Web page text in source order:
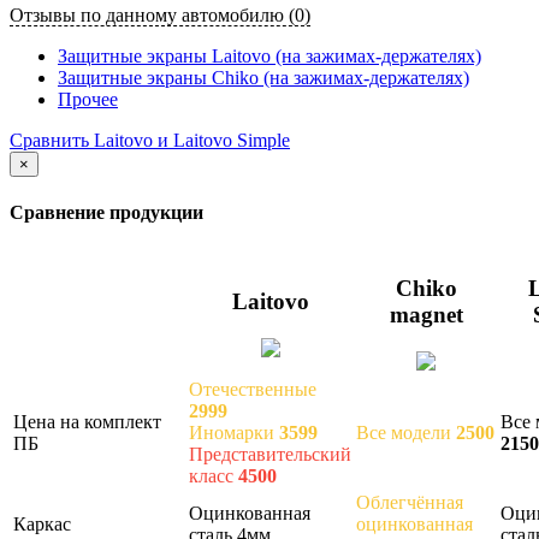
Отзывы по данному автомобилю (0)
Защитные экраны Laitovo (на зажимах-держателях)
Защитные экраны Chiko (на зажимах-держателях)
Прочее
Сравнить Laitovo и Laitovo Simple
×
Сравнение продукции
Laitovo
Chiko
magnet
Цена на комплект
ПБ
Отечественные
2999
Иномарки 3599
Представительский
класс 4500
Все модели 2500
Все
2150
Каркас
Оцинкованная
Облегчённая
оцинкованная